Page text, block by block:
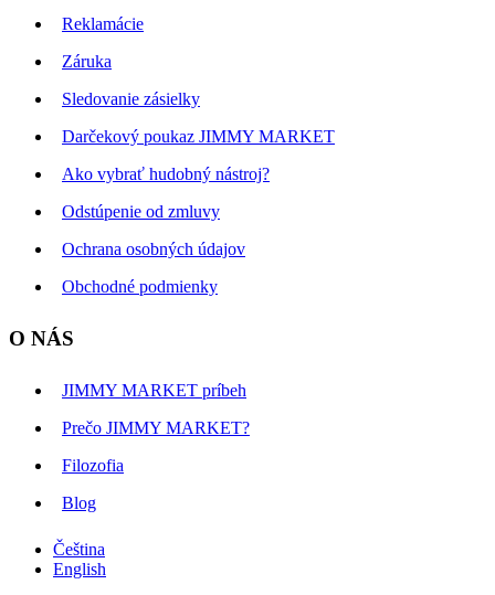
Reklamácie
Záruka
Sledovanie zásielky
Darčekový poukaz JIMMY MARKET
Ako vybrať hudobný nástroj?
Odstúpenie od zmluvy
Ochrana osobných údajov
Obchodné podmienky
O NÁS
JIMMY MARKET príbeh
Prečo JIMMY MARKET?
Filozofia
Blog
Čeština
English